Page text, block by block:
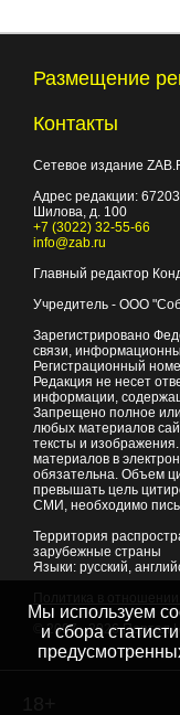
Размещение
Контакты
Сетевое издание
Адрес редакции:
Шилова, д. 100
+7 (3022) 32-55-66
info@zab.ru
Главный редактор
Учредитель - ООО
Зарегистрировано
связи,
Регистрационный
Редакция не несет
информации,
Запрещено полное
любых материалов
тексты и
материалов в
обязательна. Объем
превышать цель
СМИ, необходимо
Территория
зарубежные страны
Языки: русский,
© 2007 - 2026Портал
Мы используем
и сбора